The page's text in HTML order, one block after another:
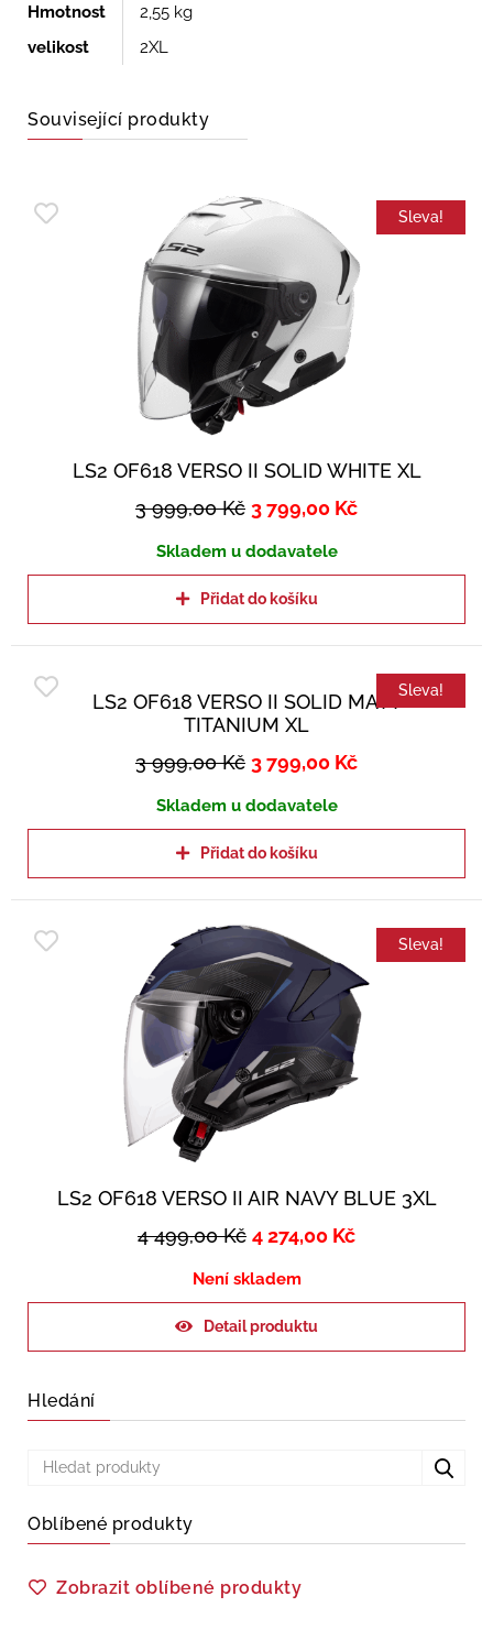
Hmotnost
2,55 kg
velikost
2XL
Související produkty
Sleva!
LS2 OF618 VERSO II SOLID WHITE XL
3 999,00Kč 3 799,00 Kč
Skladem u dodavatele
Přidat do košíku
Sleva!
LS2 OF618 VERSO II SOLID MATT
TITANIUM XL
3 999,00Kč 3 799,00 Kč
Skladem u dodavatele
Přidat do košíku
Sleva!
LS2 OF618 VERSO II AIR NAVY BLUE 3XL
4 499,00Kč 4 274,00 Kč
Není skladem
Detail produktu
Hledání
Oblíbené produkty
Zobrazit oblíbené produkty